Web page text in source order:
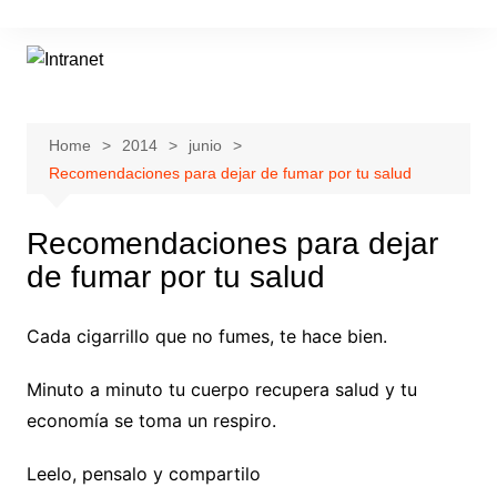
content
Home 2014
junio
Recomendaciones para dejar de fumar por tu salud
Recomendaciones para dejar
de fumar por tu salud
Cada cigarrillo que no fumes, te hace bien.
Minuto a minuto tu cuerpo recupera salud y tu
economía se toma un respiro.
Leelo, pensalo y compartilo